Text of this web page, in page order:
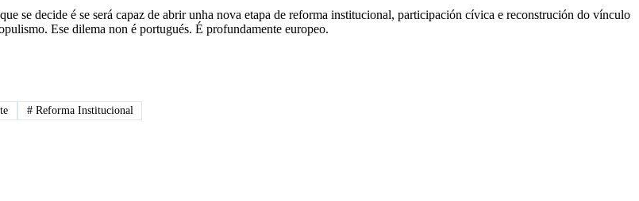
se decide é se será capaz de abrir unha nova etapa de reforma institucional, participación cívica e reconstrución do vínculo
Ese dilema non é portugués. É profundamente europeo.
#Reforma Institucional